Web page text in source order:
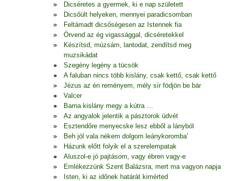
Dicséretes a gyermek, ki e nap született
Dicsőült helyeken, mennyei paradicsomban
Feltámadt dicsőségesen az Istennek fia
Örvend az ég vigassággal, dicséretekkel
Készítsd, múzsám, lantodat, zendítsd meg
muzsikádat
Szegény legény a tücsök
A faluban nincs több kislány, csak kettő, csak kettő
Jézus az én reményem, mély sír födjön be bár
Valcer
Barna kislány megy a kútra …
Az angyalok jelentik a pásztorok üdvét
Esztendőre menyecske lesz ebből a lányból
Beh jól vala nékem dolgom leánykoromba'
Házunk előtt folyik el a szerelempatak
Aluszol-e jó pajtásom, vagy ébren vagy-e
Emlékezzünk Szent Balázsra, mert ma vagyon napja
Isten, ki az időnek határát kimérted